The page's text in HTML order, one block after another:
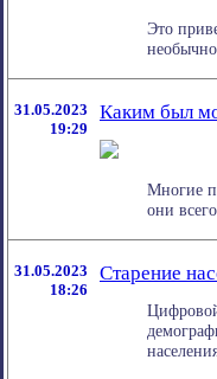
Это
31.05.2023
19:29
Каким был
Многие
они
31.05.2023
18:26
Старение